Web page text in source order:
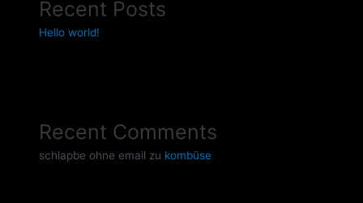
Recent Posts
Hello world!
Recent Comments
schlapbe ohne email zu kombüse